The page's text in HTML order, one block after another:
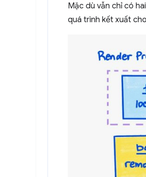
Mặc dù vẫn chỉ có
quá trình kết xuất cho